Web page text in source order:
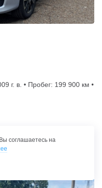
г. в. • Пробег: 199 900 км •
соглашаетесь на